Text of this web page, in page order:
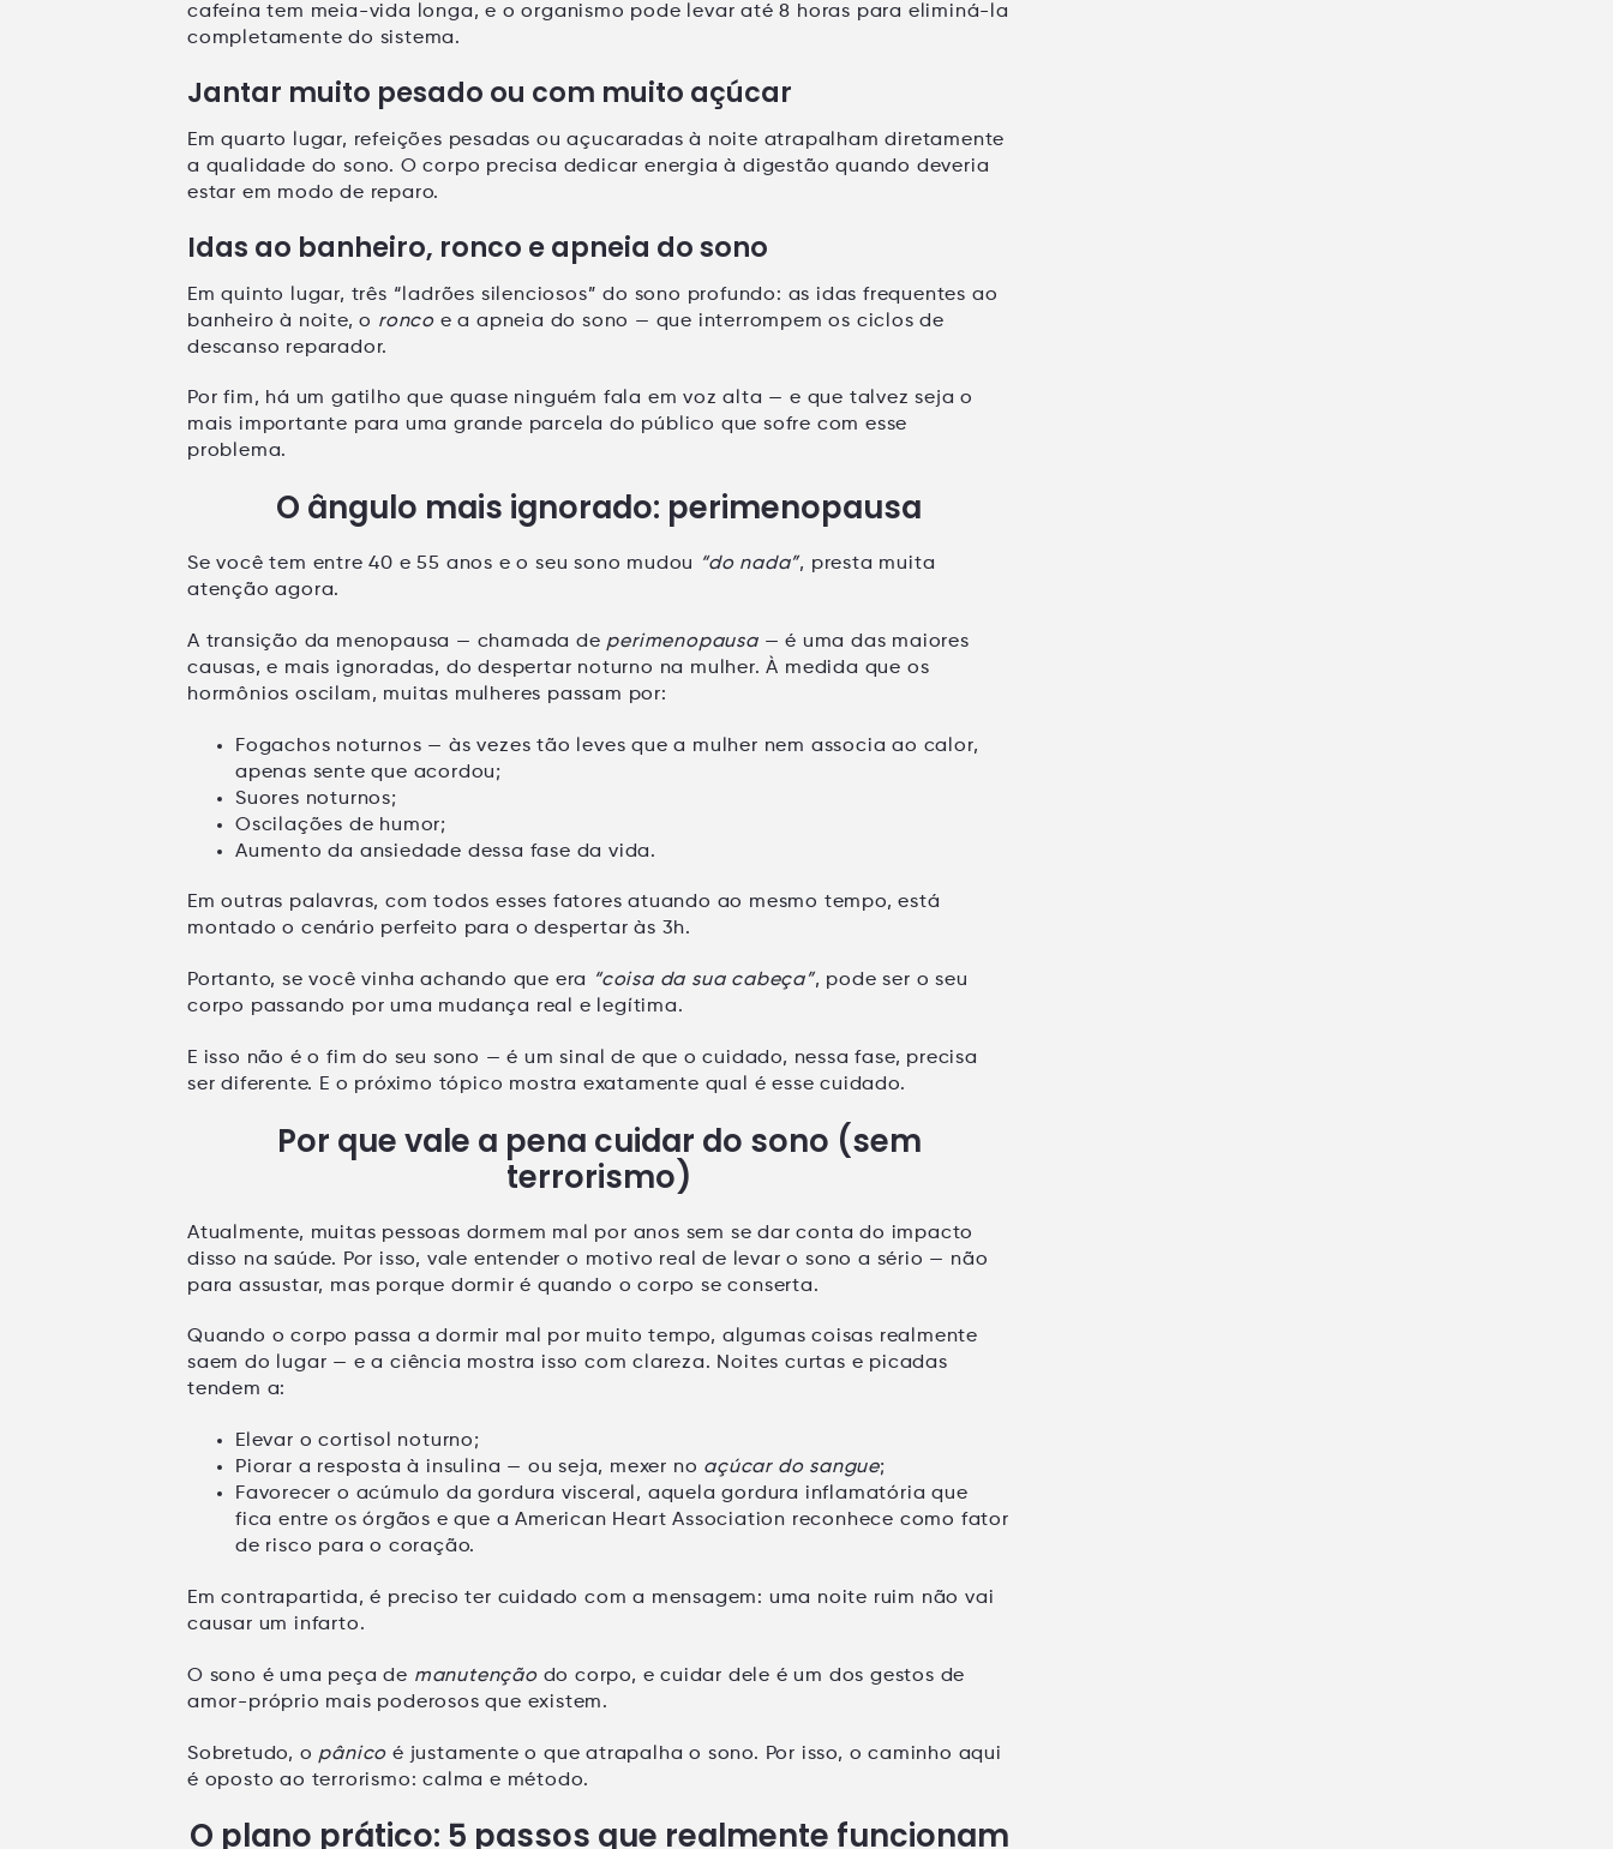
cafeína tem meia-vida longa, e o organismo pode levar até 8 horas para eliminá-la
completamente do sistema.
Jantar muito pesado ou com muito açúcar
Em quarto lugar, refeições pesadas ou açucaradas à noite atrapalham diretamente
a qualidade do sono. O corpo precisa dedicar energia à digestão quando deveria
estar em modo de reparo.
Idas ao banheiro, ronco e apneia do sono
Em quinto lugar, três “ladrões silenciosos” do sono profundo: as idas frequentes ao
banheiro à noite, o ronco e aapneia do sono — que interrompem os ciclos de
descanso reparador.
Por fim, há um gatilho que quase ninguém fala em voz alta — e que talvez sejao
mais importante para uma grande parcela do público que sofre com esse
problema.
O ângulo mais ignorado: perimenopausa
Se você tem entre40 e 55 anos e o seu sono mudou “do nada”, presta muita
atenção agora.
A transição da menopausa — chamada de perimenopausa— é uma das maiores
causas, e mais ignoradas, do despertar noturno na mulher. À medida que os
hormônios oscilam, muitas mulheres passam por:
Fogachos noturnos — às vezes tão leves que a mulher nem associa ao calor,
apenas sente que acordou;
Suores noturnos;
Oscilações de humor;
Aumento da ansiedade dessa fase da vida.
Em outras palavras, com todos esses fatores atuando ao mesmo tempo, está
montado o cenário perfeito para odespertar às 3h.
Portanto, se você vinha achando que era “coisa da sua cabeça”, pode ser o seu
corpo passando por uma mudança real e legítima.
E isso não é o fim do seu sono — é um sinal de que o cuidado, nessa fase, precisa
ser diferente. E o próximo tópico mostra exatamente qual é esse cuidado.
Por que vale a pena cuidar do sono (sem
terrorismo)
Atualmente, muitas pessoas dormem mal por anos sem se dar conta do impacto
disso na saúde. Por isso, vale entender o motivo real de levar o sono a sério — não
para assustar, mas porque dormir é quando o corpo se conserta.
Quando o corpo passa a dormir mal por muito tempo, algumas coisas realmente
saem do lugar — e a ciência mostra isso com clareza. Noites curtas e picadas
tendem a:
Elevar o cortisol
noturno;
Piorar a resposta à insulina — ou seja, mexer no açúcar do sangue;
Favorecer o acúmulo da gordura visceral , aquela gordura inflamatória que
fica entre os órgãos e que aAmerican Heart Association reconhece como fator
de risco para o coração.
Em contrapartida, é preciso ter cuidado com a mensagem: uma noite ruim não vai
causar um infarto.
O sono é uma peça de manutençãodo corpo, e cuidar dele é um dos gestos de
amor-próprio mais poderosos que existem.
Sobretudo, o pânico é justamente o que atrapalha o sono. Por isso, o caminho aqui
é oposto ao terrorismo:calma e método.
O plano prático: 5 passos que realmente funcionam